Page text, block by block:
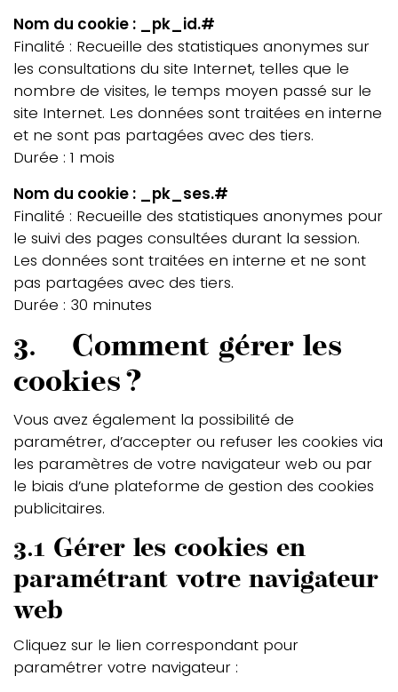
Nom du cookie : _pk_id.#
Finalité : Recueille des statistiques anonymes sur
les consultations du site Internet, telles que le
nombre de visites, le temps moyen passé sur le
site Internet. Les données sont traitées en interne
et ne sont pas partagées avec des tiers.
Durée : 1 mois
Nom du cookie : _pk_ses.#
Finalité : Recueille des statistiques anonymes pour
le suivi des pages consultées durant la session.
Les données sont traitées en interne et ne sont
pas partagées avec des tiers.
Durée : 30 minutes
3. Comment gérer les
cookies ?
Vous avez également la possibilité de
paramétrer, d’accepter ou refuser les cookies via
les paramètres de votre navigateur web ou par
le biais d’une plateforme de gestion des cookies
publicitaires.
3.1 Gérer les cookies en
paramétrant votre navigateur
web
Cliquez sur le lien correspondant pour
paramétrer votre navigateur :